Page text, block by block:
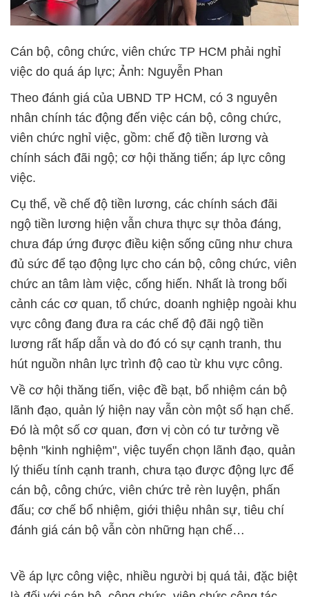
Cán bộ, công chức, viên chức TP HCM phải nghỉ
việc do quá áp lực; Ảnh: Nguyễn Phan
Theo đánh giá của UBND TP HCM, có 3 nguyên
nhân chính tác động đến việc cán bộ, công chức,
viên chức nghỉ việc, gồm: chế độ tiền lương và
chính sách đãi ngộ; cơ hội thăng tiến; áp lực công
việc.
Cụ thể, về chế độ tiền lương, các chính sách đãi
ngộ tiền lương hiện vẫn chưa thực sự thỏa đáng,
chưa đáp ứng được điều kiện sống cũng như chưa
đủ sức để tạo động lực cho cán bộ, công chức, viên
chức an tâm làm việc, cống hiến. Nhất là trong bối
cảnh các cơ quan, tổ chức, doanh nghiệp ngoài khu
vực công đang đưa ra các chế độ đãi ngộ tiền
lương rất hấp dẫn và do đó có sự cạnh tranh, thu
hút nguồn nhân lực trình độ cao từ khu vực công.
Về cơ hội thăng tiến, việc đề bạt, bổ nhiệm cán bộ
lãnh đạo, quản lý hiện nay vẫn còn một số hạn chế.
Đó là một số cơ quan, đơn vị còn có tư tưởng về
bệnh "kinh nghiệm", việc tuyển chọn lãnh đạo, quản
lý thiếu tính cạnh tranh, chưa tạo được động lực để
cán bộ, công chức, viên chức trẻ rèn luyện, phấn
đấu; cơ chế bổ nhiệm, giới thiệu nhân sự, tiêu chí
đánh giá cán bộ vẫn còn những hạn chế…
Về áp lực công việc, nhiều người bị quá tải, đặc biệt